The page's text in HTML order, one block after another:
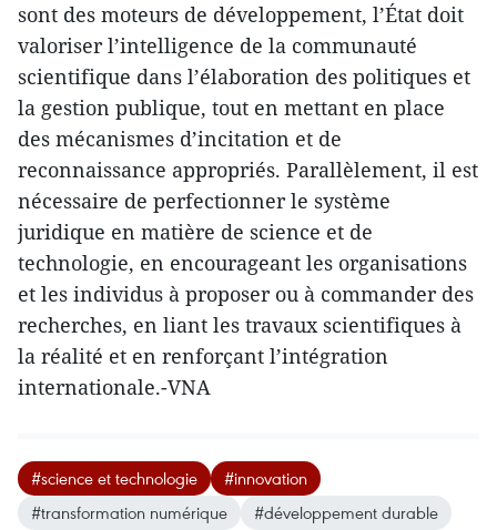
sont des moteurs de développement, l’État doit
valoriser l’intelligence de la communauté
scientifique dans l’élaboration des politiques et
la gestion publique, tout en mettant en place
des mécanismes d’incitation et de
reconnaissance appropriés. Parallèlement, il est
nécessaire de perfectionner le système
juridique en matière de science et de
technologie, en encourageant les organisations
et les individus à proposer ou à commander des
recherches, en liant les travaux scientifiques à
la réalité et en renforçant l’intégration
internationale.-VNA
#science et technologie
#innovation
#transformation numérique
#développement durable